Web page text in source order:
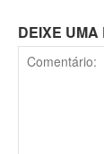
DEIXE UMA